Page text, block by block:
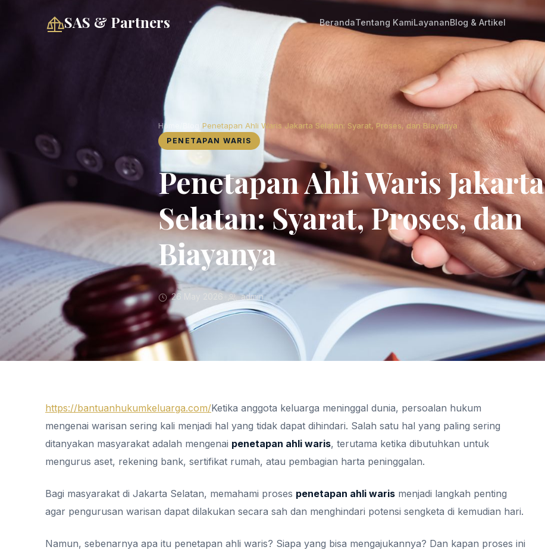
SAS & Partners BerandaTentang KamiLayananBlog & Artikel
Home Penetapan Ahli Waris Jakarta Selatan: Syarat, Proses, dan Biayanya
PENETAPAN WARIS
Penetapan Ahli Waris Jakarta
Selatan: Syarat, Proses, dan
Biayanya
26 May 2026 admin
https://bantuanhukumkeluarga.com/Ketika anggota keluarga meninggal dunia, persoalan hukum
mengenai warisan sering kali menjadi hal yang tidak dapat dihindari. Salah satu hal yang paling sering
ditanyakan masyarakat adalah mengenai penetapan ahli waris, terutama ketika dibutuhkan untuk
mengurus aset, rekening bank, sertifikat rumah, atau pembagian harta peninggalan.
Bagi masyarakat di Jakarta Selatan, memahami proses penetapan ahli waris menjadi langkah penting
agar pengurusan warisan dapat dilakukan secara sah dan menghindari potensi sengketa di kemudian hari.
Namun, sebenarnya apa itu penetapan ahli waris? Siapa yang bisa mengajukannya? Dan kapan proses ini